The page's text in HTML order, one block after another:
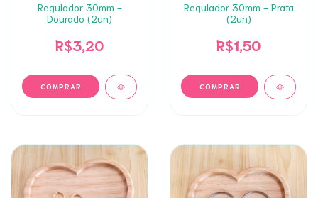
Regulador 30mm -
Dourado (2un)
R$3,20
Regulador 30mm - Prata
(2un)
R$1,50